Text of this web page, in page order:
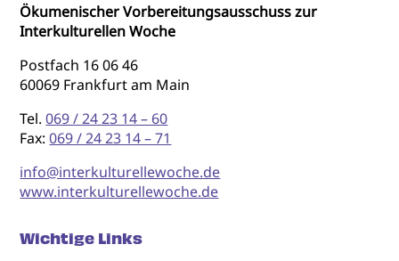
Ökumenischer Vorbereitungsausschuss zur
Interkulturellen Woche
Postfach 16 06 46
60069 Frankfurt am Main
Tel.069 / 24 23 14 – 60
Fax:069 / 24 23 14 – 71
info@interkulturellewoche.de
www.interkulturellewoche.de
Wichtige Links